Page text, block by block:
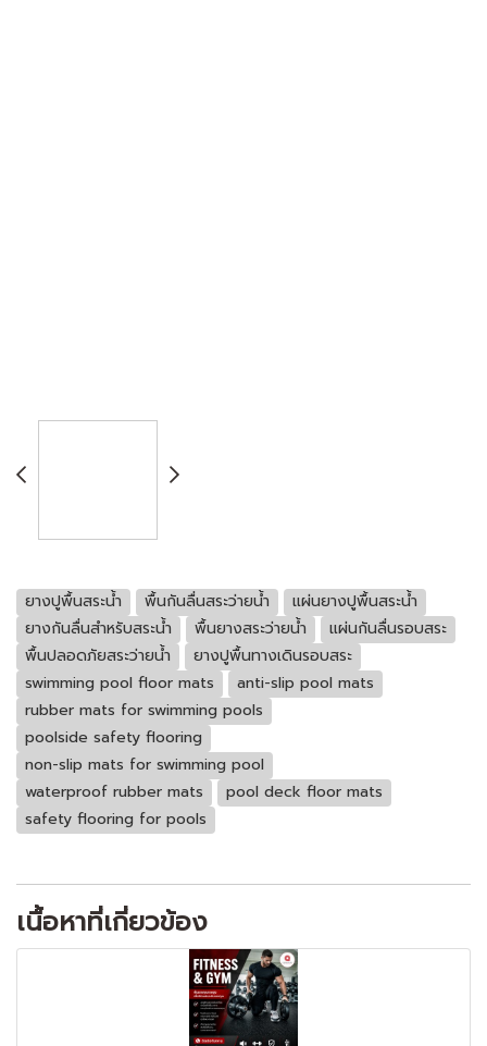
ยางปูพื้นสระน้ำ พื้นกันลื่นสระว่ายน้ำ
แผ่นยางปูพื้นสระน้ำ
ยางกันลื่นสำหรับสระน้ำ
พื้นยางสระว่ายน้ำ
แผ่นกันลื่นรอบสระ
พื้นปลอดภัยสระว่ายน้ำ
ยางปูพื้นทางเดินรอบสระ
swimming pool floor mats
anti-slip pool mats
rubber mats for swimming pools
poolside safety flooring
non-slip mats for swimming pool
waterproof rubber mats
pool deck floor mats
safety flooring for pools
เนื้อหาที่เกี่ยวข้อง